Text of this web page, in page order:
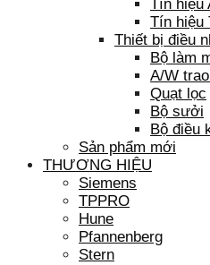
Tín hiệu
Tín hiệu
Thiết bị điều
Bộ làm
A/W
Quạt lọc
Bộ sưởi
Bộ điều
Sản phẩm mới
THƯƠNG HIỆU
Siemens
TPPRO
Hune
Pfannenberg
Stern